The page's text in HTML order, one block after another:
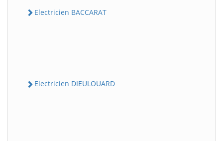
Electricien BACCARAT
Electricien DIEULOUARD